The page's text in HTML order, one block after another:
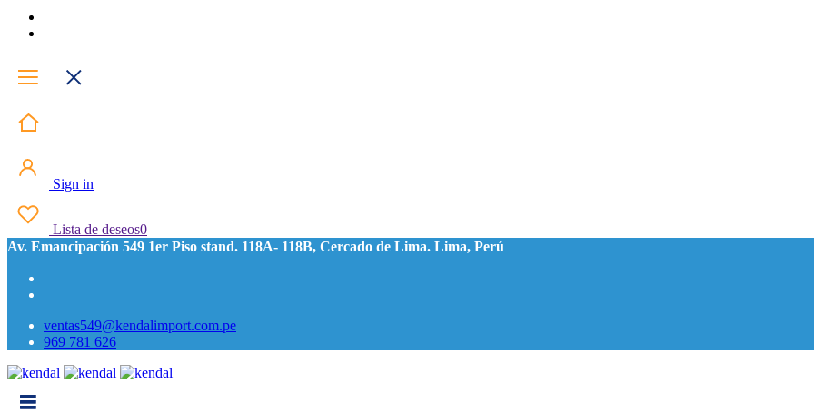
Sign in
Lista de deseos0
Av. Emancipación 549 1er Piso stand. 118A- 118B, Cercado de Lima. Lima, Perú
ventas549@kendalimport.com.pe
969 781 626